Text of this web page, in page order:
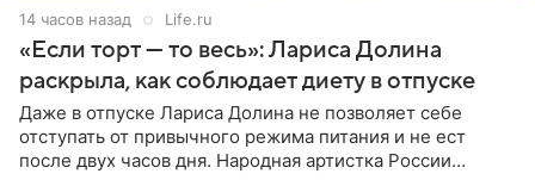
14 часов назад Life.ru
«Если торт — то весь»: Лариса Долина
раскрыла, как соблюдает диету в отпуске
Даже в отпуске Лариса Долина не позволяет себе
отступать от привычного режима питания и не ест
после двух часов дня. Народная артистка России